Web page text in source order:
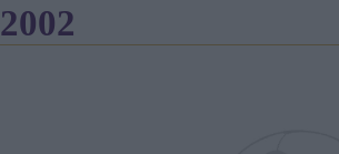
2002